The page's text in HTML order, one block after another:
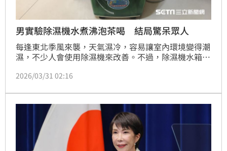
男實驗除濕機水煮沸泡茶喝 結局驚呆眾人
每逢東北季風來襲，天氣濕冷，容易讓室內環境變得潮
濕，不少人會使用除濕機來改善。不過，除濕機水箱中
身經驗，曾誤以為冷凝水相當純淨，甚至煮沸後拿來泡
問題的嚴重性，貼文曝光後，引發網友熱議。
2026/03/31 02:16